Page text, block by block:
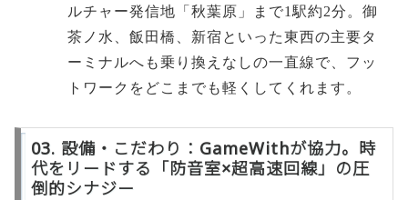
ルチャー発信地「秋葉原」まで1駅約2分。御
茶ノ水、飯田橋、新宿といった東西の主要タ
ーミナルへも乗り換えなしの一直線で、フッ
トワークをどこまでも軽くしてくれます。
03. 設備・こだわり：GameWithが協力。時
代をリードする「防音室×超高速回線」の圧
倒的シナジー